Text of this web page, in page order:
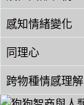
感知情緒變化
同理心
跨物種情感理解